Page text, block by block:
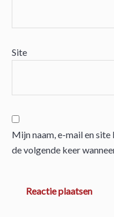
Site
Mijn naam, e-mail en
de volgende keer